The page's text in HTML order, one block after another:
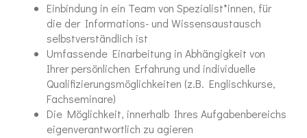
Einbindung in ein Team von Spezialist*innen, für
die der Informations- und Wissensaustausch
selbstverständlich ist
Umfassende Einarbeitung in Abhängigkeit von
Ihrer persönlichen Erfahrung und individuelle
Qualifizierungsmöglichkeiten (z.B. Englischkurse,
Fachseminare)
Die Möglichkeit, innerhalb Ihres Aufgabenbereichs
eigenverantwortlich zu agieren